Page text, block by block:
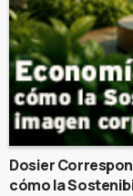
Dosier
cómo la